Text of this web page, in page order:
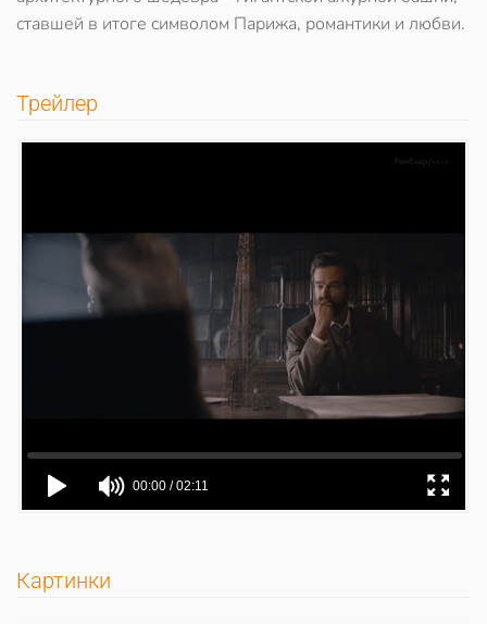
ставшей в итоге символом Парижа, романтики и любви.
Трейлер
Картинки